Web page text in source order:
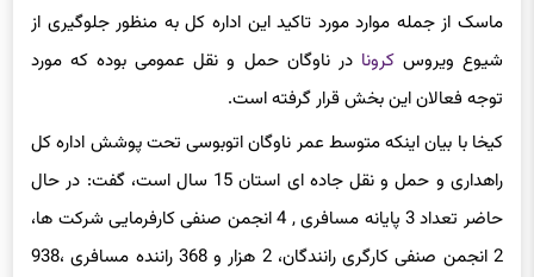
ماسک از جمله موارد مورد تاکید این اداره کل به منظور جلوگیری از
شیوع ویروسکرونا در ناوگان حمل و نقل عمومی بوده که مورد
توجه فعالان این بخش قرار گرفته است.
کیخا با بیان اینکه متوسط عمر ناوگان اتوبوسی تحت پوشش اداره کل
راهداری و حمل و نقل جاده ای استان 15 سال است، گفت: در حال
حاضر تعداد 3 پایانه مسافری , 4 انجمن صنفی کارفرمایی شرکت ها،
2 انجمن صنفی کارگری رانندگان، 2 هزار و 368 راننده مسافری ،938